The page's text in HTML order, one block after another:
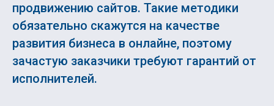
продвижению сайтов. Такие методики
обязательно скажутся на качестве
развития бизнеса в онлайне, поэтому
зачастую заказчики требуют гарантий от
исполнителей.